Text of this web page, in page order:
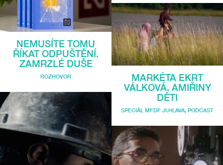
NEMUSÍTE TOMU
ŘÍKAT ODPUŠTĚNÍ.
ZAMRZLÉ DUŠE
ROZHOVOR
MARKÉTA EKRT
VÁLKOVÁ. AMIŘINY
DĚTI
SPECIÁL MFDF JI.HLAVA, PODCAST